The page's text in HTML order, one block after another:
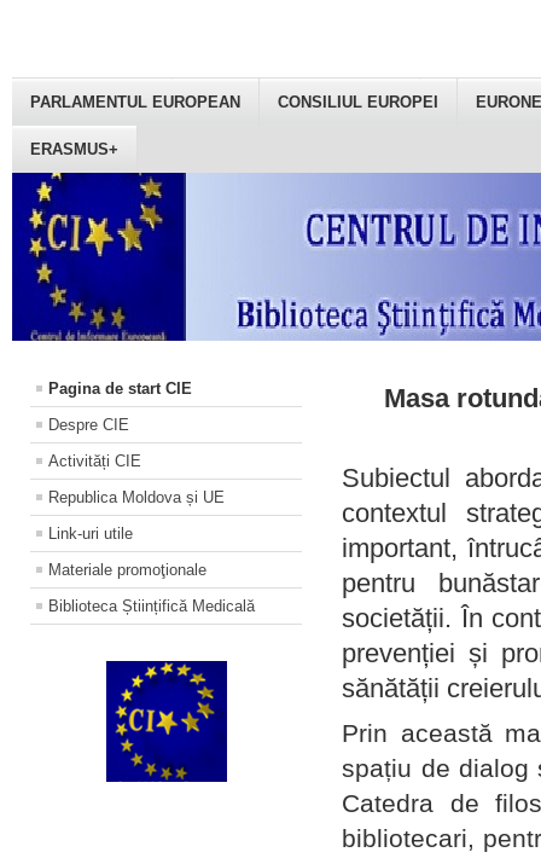
PARLAMENTUL EUROPEAN CONSILIUL EUROPEI
ERASMUS+
Pagina de start CIE
Despre CIE
Activități CIE
Republica Moldova și UE
Link-uri utile
Materiale promoţionale
Biblioteca Științifică Medicală
Masa
Subiectul
contextul
important,
pentru
societății. În
prevenției și
sănătății
Prin această
spațiu de dialog
Catedra de
bibliotecari,